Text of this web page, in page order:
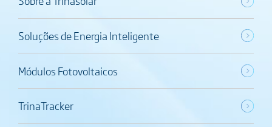
Soluções de Energia Inteligente
Módulos Fotovoltaicos
TrinaTracker